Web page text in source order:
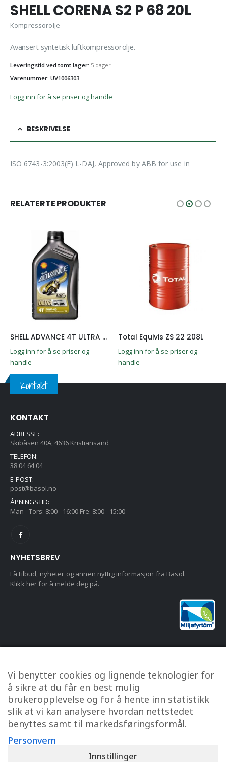
SHELL CORENA S2 P 68 20L
Kompressorolje
Avansert syntetisk luftkompressorolje.
Leveringstid ved tomt lager: 5 dager
Varenummer: UV1006303
Logg inn for å se priser og handle
BESKRIVELSE
ISO 6743-3:2003(E) L-DAJ, Approved by ABB for use in
RELATERTE PRODUKTER
SHELL ADVANCE 4T ULTRA 10W-40 1L
Logg inn for å se priser og
handle
Total Equivis ZS 22 208L
Logg inn for å se priser og
handle
Kontakt
KONTAKT
ADRESSE:
Skibåsen 40A, 4636 Kristiansand
TELEFON:
38 04 64 04
E-POST:
post@basol.no
ÅPNINGSTID:
Man - Tors: 8:00 - 16:00 Fre: 8:00 - 15:00
NYHETSBREV
Få tilbud, nyheter og annen nyttig informasjon fra Basol.
Klikk her for å melde deg på.
KUNDESERVICE
Om oss
Kontakt oss
Min konto
Personvern
Kjøpsbetingelser
Vi benytter cookies og lignende teknologier for
å sikre at du får en best mulig
brukeropplevelse og for å hente inn statistikk
slik at vi kan analysere hvordan nettstedet
benyttes samt til markedsføringsformål.
Personvern
Innstillinger